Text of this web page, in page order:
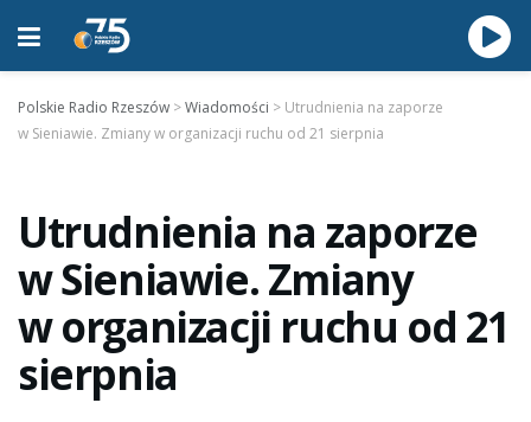
Polskie Radio Rzeszów >Wiadomości > Utrudnienia na zaporze
w Sieniawie. Zmiany w organizacji ruchu od 21 sierpnia
Utrudnienia na zaporze
w Sieniawie. Zmiany
w organizacji ruchu od 21
sierpnia